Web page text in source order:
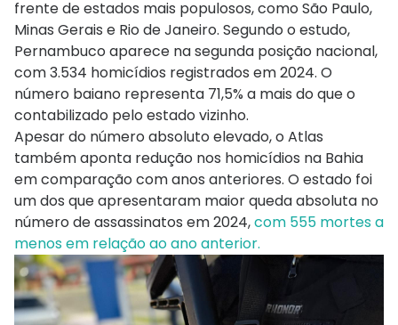
frente de estados mais populosos, como São Paulo,
Minas Gerais e Rio de Janeiro. Segundo o estudo,
Pernambuco aparece na segunda posição nacional,
com 3.534 homicídios registrados em 2024. O
número baiano representa 71,5% a mais do que o
contabilizado pelo estado vizinho.
Apesar do número absoluto elevado, o Atlas
também aponta redução nos homicídios na Bahia
em comparação com anos anteriores. O estado foi
um dos que apresentaram maior queda absoluta no
número de assassinatos em 2024,com 555 mortes a
menos em relação ao ano anterior.